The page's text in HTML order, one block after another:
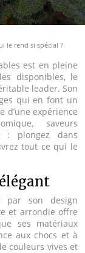
le rend si spécial ?
est en pleine
disponibles, le
leader. Son
qui en font un
d’une expérience
saveurs
: plongez dans
tout ce qui le
par son design
et arrondie offre
ses matériaux
aux chocs et à
couleurs vives et